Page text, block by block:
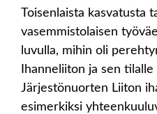
Toisenlaista kasvatusta
vasemmistolaisen
luvulla, mihin oli
Ihanneliiton ja sen
Järjestönuorten Liiton
esimerkiksi